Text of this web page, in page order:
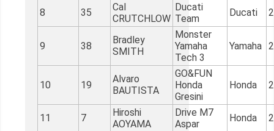
8 35
Cal
CRUTCHLOW
Ducati
Team
Ducati
9 38
Bradley
SMITH
Monster
Yamaha
Tech 3
Yamaha
10 19
Alvaro
BAUTISTA
GO&FUN
Honda
Gresini
Honda
11 7
Hiroshi
AOYAMA
Drive M7
Aspar
Honda